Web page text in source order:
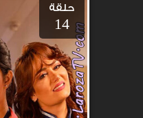
حلقة
14